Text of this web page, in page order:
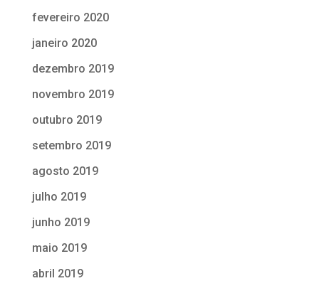
fevereiro 2020
janeiro 2020
dezembro 2019
novembro 2019
outubro 2019
setembro 2019
agosto 2019
julho 2019
junho 2019
maio 2019
abril 2019